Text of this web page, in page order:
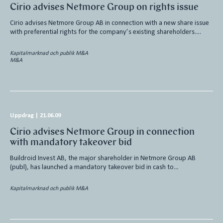
Cirio advises Netmore Group on rights issue
Cirio advises Netmore Group AB in connection with a new share issue
with preferential rights for the company’s existing shareholders….
Kapitalmarknad och publik M&A
M&A
Uppdrag 21.06.09
Cirio advises Netmore Group in connection
with mandatory takeover bid
Buildroid Invest AB, the major shareholder in Netmore Group AB
(publ), has launched a mandatory takeover bid in cash to…
Kapitalmarknad och publik M&A